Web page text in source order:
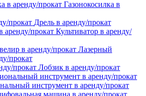
Газонокосилка в
Дрель в аренду/прокат
Культиватор в аренду/
Лазерный
прокат
Лобзик в аренду/прокат
инструмент в аренду/прокат